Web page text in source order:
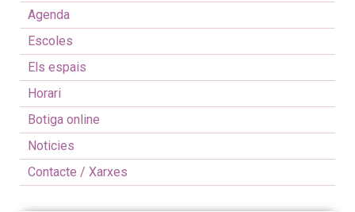
Agenda
Escoles
Els espais
Horari
Botiga online
Noticies
Contacte / Xarxes